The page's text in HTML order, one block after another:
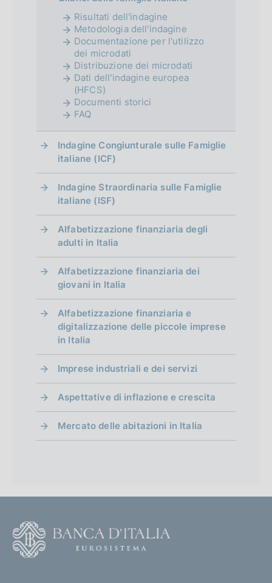
Risultati dell'indagine
Metodologia dell'indagine
Documentazione per l'utilizzo
dei microdati
Distribuzione dei microdati
Dati dell'indagine europea
(HFCS)
Documenti storici
FAQ
Indagine Congiunturale sulle Famiglie
italiane (ICF)
Indagine Straordinaria sulle Famiglie
italiane (ISF)
Alfabetizzazione finanziaria degli
adulti in Italia
Alfabetizzazione finanziaria dei
giovani in Italia
Alfabetizzazione finanziaria e
digitalizzazione delle piccole imprese
in Italia
Imprese industriali e dei servizi
Aspettative di inflazione e crescita
Mercato delle abitazioni in Italia